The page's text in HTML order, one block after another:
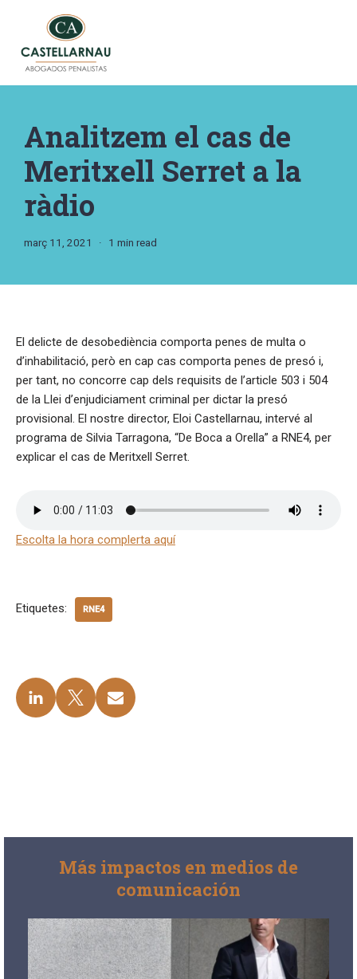
Analitzem el cas de
Meritxell Serret a la
ràdio
març 11, 2021 1 min read
El delicte de desobediència comporta penes de multa o
d’inhabilitació, però en cap cas comporta penes de presó i,
per tant, no concorre cap dels requisits de l’article 503 i 504
de la Llei d’enjudiciament criminal per dictar la presó
provisional. El nostre director, Eloi Castellarnau, intervé al
programa de Silvia Tarragona, “De Boca a Orella” a RNE4, per
explicar el cas de Meritxell Serret.
Escolta la hora complerta aquí
Etiquetes: RNE4
Más impactos en medios de
comunicación